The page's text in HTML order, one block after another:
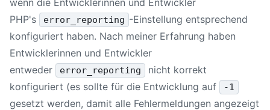
PHP's
error_reporting -Einstellung entsprechend
konfiguriert haben. Nach meiner Erfahrung haben
Entwicklerinnen und Entwickler
entweder
error_reporting
nicht korrekt
konfiguriert (es sollte für die Entwicklung auf
-1
gesetzt werden, damit alle Fehlermeldungen angezeigt